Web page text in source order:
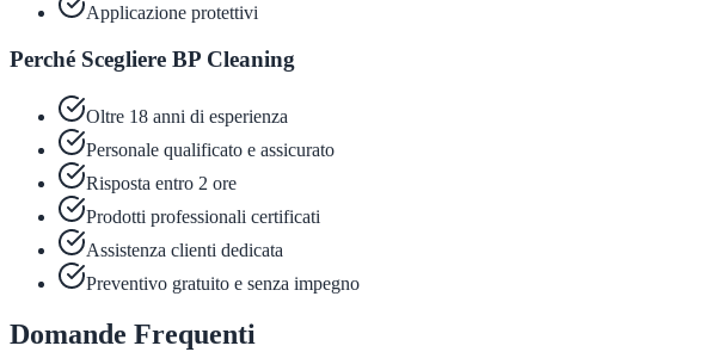
Applicazione protettivi
Perché Scegliere BP Cleaning
Oltre 18 anni di esperienza
Personale qualificato e assicurato
Risposta entro 2 ore
Prodotti professionali certificati
Assistenza clienti dedicata
Preventivo gratuito e senza impegno
Domande Frequenti